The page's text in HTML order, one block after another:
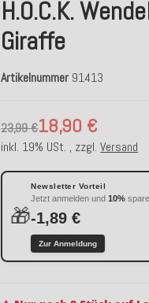
H.O.C.K.
Giraffe
Artikelnummer 91413
18,90 €
23,99 €
inkl. 19% USt. , zzgl.Versand
🎁
Newsletter Vorteil
Jetzt anmelden und10%
-1,89 €
Zur Anmeldung